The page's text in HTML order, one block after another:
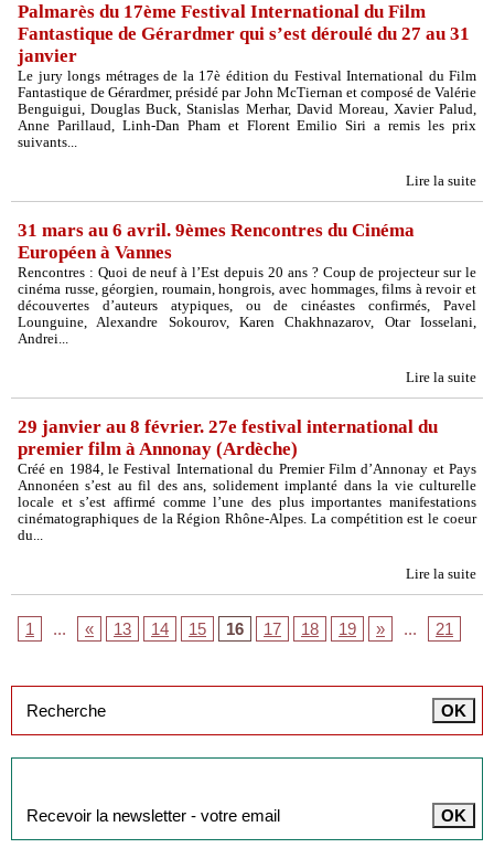
Palmarès du 17ème Festival International du Film
Fantastique de Gérardmer qui s’est déroulé du 27 au 31
janvier
Le jury longs métrages de la 17è édition du Festival International du Film
Fantastique de Gérardmer, présidé par John McTiernan et composé de Valérie
Benguigui, Douglas Buck, Stanislas Merhar, David Moreau, Xavier Palud,
Anne Parillaud, Linh-Dan Pham et Florent Emilio Siri a remis les prix
suivants...
Lire la suite
31 mars au 6 avril. 9èmes Rencontres du Cinéma
Européen à Vannes
Rencontres : Quoi de neuf à l’Est depuis 20 ans ? Coup de projecteur sur le
cinéma russe, géorgien, roumain, hongrois, avec hommages, films à revoir et
découvertes d’auteurs atypiques, ou de cinéastes confirmés, Pavel
Lounguine, Alexandre Sokourov, Karen Chakhnazarov, Otar Iosselani,
Andrei...
Lire la suite
29 janvier au 8 février. 27e festival international du
premier film à Annonay (Ardèche)
Créé en 1984, le Festival International du Premier Film d’Annonay et Pays
Annonéen s’est au fil des ans, solidement implanté dans la vie culturelle
locale et s’est affirmé comme l’une des plus importantes manifestations
cinématographiques de la Région Rhône-Alpes. La compétition est le coeur
du...
Lire la suite
1 ... « 13 14 15 16 17 18 19 » ... 21